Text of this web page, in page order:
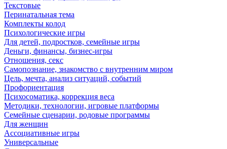
Текстовые
Перинатальная тема
Комплекты колод
Психологические игры
Для детей, подростков, семейные игры
Деньги, финансы, бизнес-игры
Отношения, секс
Самопознание, знакомство с внутренним миром
Цель, мечта, анализ ситуаций, событий
Профориентация
Психосоматика, коррекция веса
Методики, технологии, игровые платформы
Семейные сценарии, родовые программы
Для женщин
Ассоциативные игры
Универсальные